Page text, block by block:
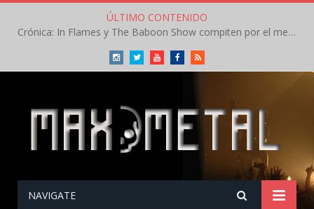
ÚLTIMO CONTENIDO
Crónica: In Flames y The Baboon Show compiten por el mejor concierto del día en el Leyendas del Rock – Viernes – Agosto 2026
InstagramTwitterYoutubeFacebookRSS
NAVIGATE